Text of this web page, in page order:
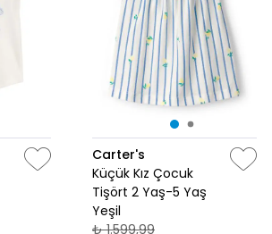
Carter's
Küçük Kız Çocuk
Tişört 2 Yaş-5 Yaş
Yeşil
₺ 1.599,99